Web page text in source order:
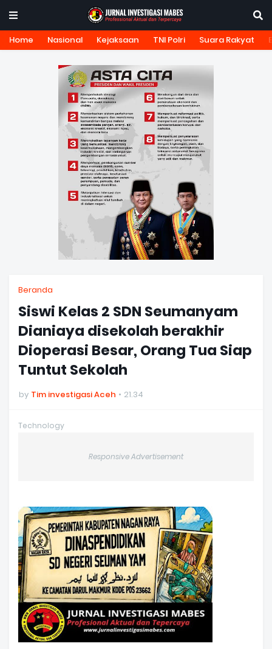
Home Nasional Kejaksaan TNI Polri Suara Rakyat
Beranda
Siswi Kelas 2 SDN Seumanyam
Dianiaya disekolah berakhir
Dioperasi Besar, Orang Tua Siap
Tuntut Sekolah
by Tim investigasi Aceh 21.34
Technology
Responsive Advertisement